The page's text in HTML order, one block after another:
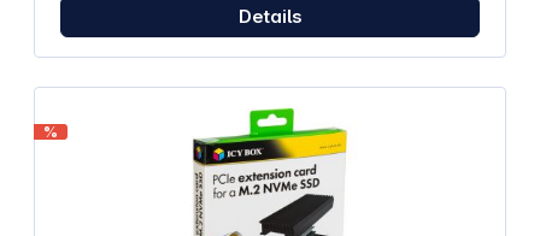
Details
%